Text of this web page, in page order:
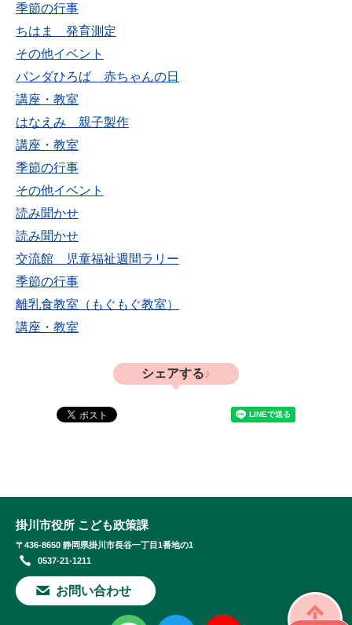
季節の行事
ちはま 発育測定
その他イベント
パンダひろば 赤ちゃんの日
講座・教室
はなえみ 親子製作
講座・教室
季節の行事
その他イベント
読み聞かせ
読み聞かせ
交流館 児童福祉週間ラリー
季節の行事
離乳食教室（もぐもぐ教室）
講座・教室
シェアする
掛川市役所 こども政策課
〒436-8650 静岡県掛川市長谷一丁目1番地の1
0537-21-1211
お問い合わせ